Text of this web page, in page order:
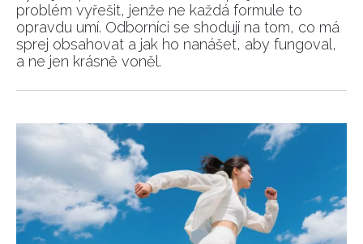
problém vyřešit, jenže ne každá formule to
opravdu umí. Odborníci se shodují na tom, co má
sprej obsahovat a jak ho nanášet, aby fungoval,
a ne jen krásně voněl.